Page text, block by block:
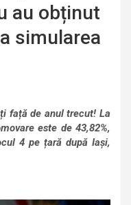
au obținut
simularea
față de anul trecut! La
este de 43,82%,
4 pe țară după Iași,